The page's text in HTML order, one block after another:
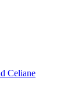
Celiane